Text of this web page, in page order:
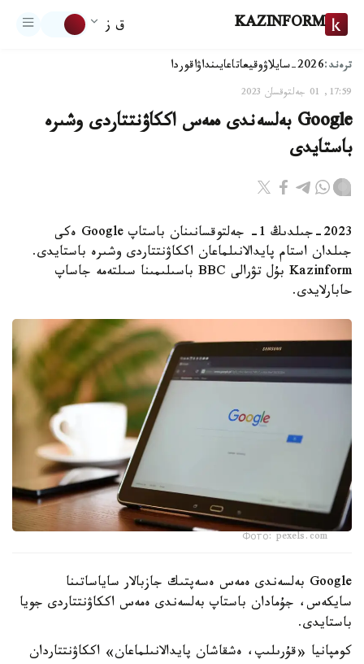
KAZINFORM ق ز
ترەند:2026-سايلاۋ وقيعاتاعايىنداۋاقوردا
17:59, 01 جەلتوقسان 2023
Google بەلسەندى ەمەس اككاۋنتتاردى وشىرە
باستايدى
2023-جىلدىڭ 1- جەلتوقسانىنان باستاپ Google ەكى
جىلدان استام پايدالانىلماعان اككاۋنتتاردى وشىرە باستايدى.
Kazinform بۇل تۋرالى BBC باسىلىمىنا سىلتەمە جاساپ
حابارلايدى.
Фото: pexels.com
Google بەلسەندى ەمەس ەسەپتىك جازبالار ساياساتىنا
سايكەس، جۇمادان باستاپ بەلسەندى ەمەس اككاۋنتتاردى جويا
باستايدى.
كومپانيا «قۇرىلىپ، ەشقاشان پايدالانىلماعان» اككاۋنتتاردان